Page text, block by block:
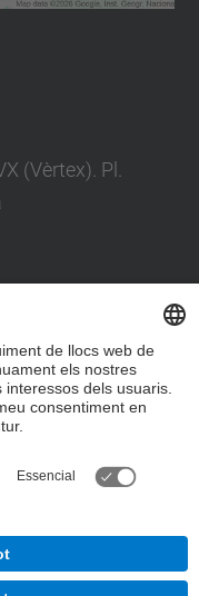
(Vèrtex). Pl.